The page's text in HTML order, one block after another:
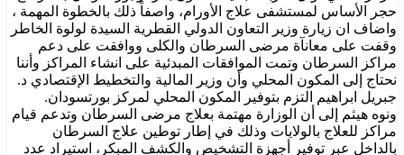
حجر الأساس لمستشفى علاج الأورام، واصفاً ذلك بالخطوة المهمة ،
واضاف ان زيارة وزير التعاون الدولي القطرية السيدة لولوة الخاطر
وقفت على معانآة مرضى السرطان والكلى ووافقت على دعم
مراكز السرطان وتمت الموافقات المبدئية على انشاء المراكز وأننا
نحتاج إلى المكون المحلي وأن وزير المالية والتخطيط الإقتصادي د.
جبريل ابراهيم التزم بتوفير المكون المحلي لمركز بورتسودان.
ونوه هيثم إلى أن الوزارة مهتمة بعلاج مرضى السرطان وتدعم قيام
مراكز للعلاج بالولايات وذلك في إطار توطين علاج السرطان
بالداخل عبر توفير أجهزة التشخيص والكشف المبكر، استيراد عدد